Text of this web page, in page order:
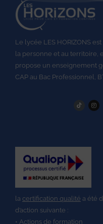
Le lycée LES HORIZONS
la personne et au territoire,
propose un enseignement
CAP au Bac Professionnel,
la certification qualité a été
d’action suivante :
• Actions de formation